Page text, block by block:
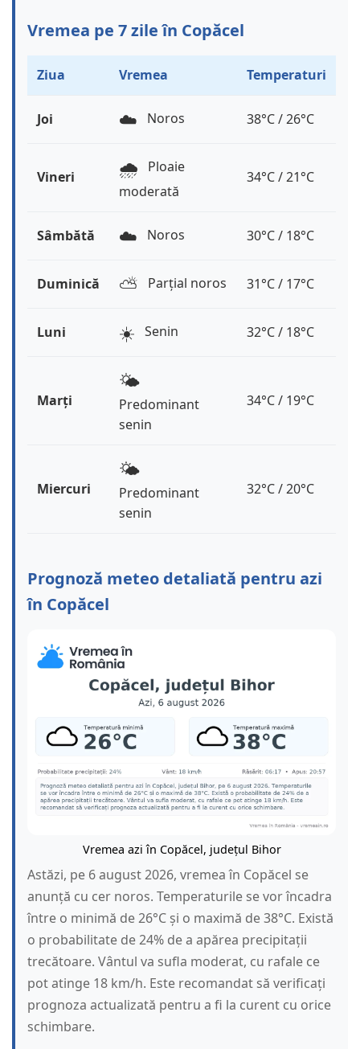
Vremea pe 7 zile în Copăcel
Ziua Vremea Temperaturi
Joi ☁️ Noros 38°C / 26°C
Vineri 🌧️
Ploaie
moderată
34°C / 21°C
Sâmbătă ☁️ Noros 30°C / 18°C
Duminică ⛅️ Parțial noros 31°C / 17°C
Luni ☀️ Senin 32°C / 18°C
Marți
🌤️
Predominant
senin
34°C / 19°C
Miercuri
🌤️
Predominant
senin
32°C / 20°C
Prognoză meteo detaliată pentru azi
în Copăcel
Vremea azi în Copăcel, județul Bihor
Astăzi, pe 6 august 2026, vremea în Copăcel se
anunță cu cer noros. Temperaturile se vor încadra
între o minimă de 26°C și o maximă de 38°C. Există
o probabilitate de 24% de a apărea precipitații
trecătoare. Vântul va sufla moderat, cu rafale ce
pot atinge 18 km/h. Este recomandat să verificați
prognoza actualizată pentru a fi la curent cu orice
schimbare.